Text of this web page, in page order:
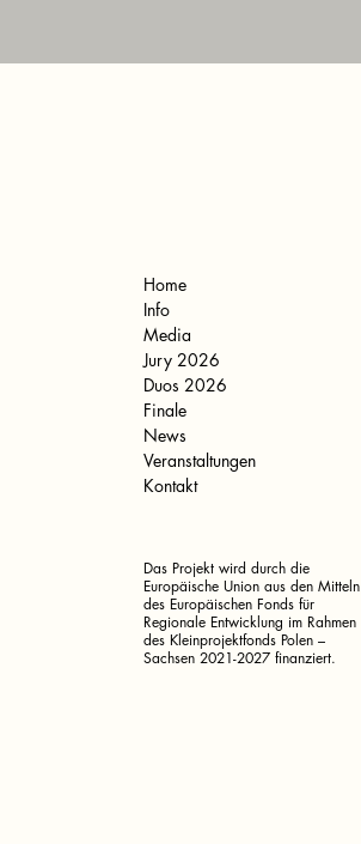
Home
Info
Media
Jury 2026
Duos 2026
Finale
News
Veranstaltungen
Kontakt
Das Projekt wird durch die
Europäische Union aus den Mitteln
des Europäischen Fonds für
Regionale Entwicklung im Rahmen
des Kleinprojektfonds Polen –
Sachsen 2021-2027 finanziert.